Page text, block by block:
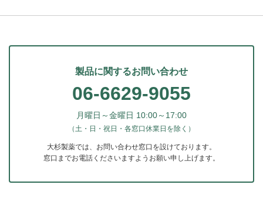
製品に関するお問い合わせ
06-6629-9055
月曜日～金曜日 10:00～17:00
（土・日・祝日・各窓口休業日を除く）
大杉製薬では、お問い合わせ窓口を設けております。
窓口までお電話くださいますようお願い申し上げます。